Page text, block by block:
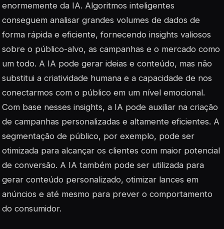
enormemente da IA. Algoritmos inteligentes
conseguem analisar grandes volumes de dados de
forma rápida e eficiente, fornecendo insights valiosos
sobre o público-alvo, as campanhas e o mercado como
um todo. A IA pode gerar ideias e conteúdo, mas não
substitui a criatividade humana e a capacidade de nos
conectarmos com o público em um nível emocional.
Com base nesses insights, a IA pode auxiliar na criação
de campanhas personalizadas e altamente eficientes. A
segmentação de público, por exemplo, pode ser
otimizada para alcançar os clientes com maior potencial
de conversão. A IA também pode ser utilizada para
gerar conteúdo personalizado, otimizar lances em
anúncios e até mesmo para prever o comportamento
do consumidor.